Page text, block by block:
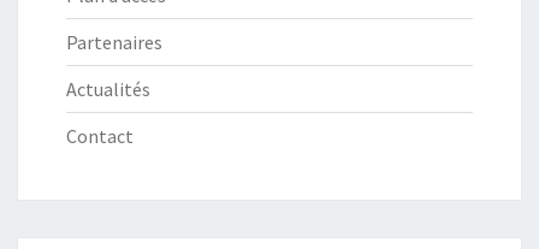
Partenaires
Actualités
Contact